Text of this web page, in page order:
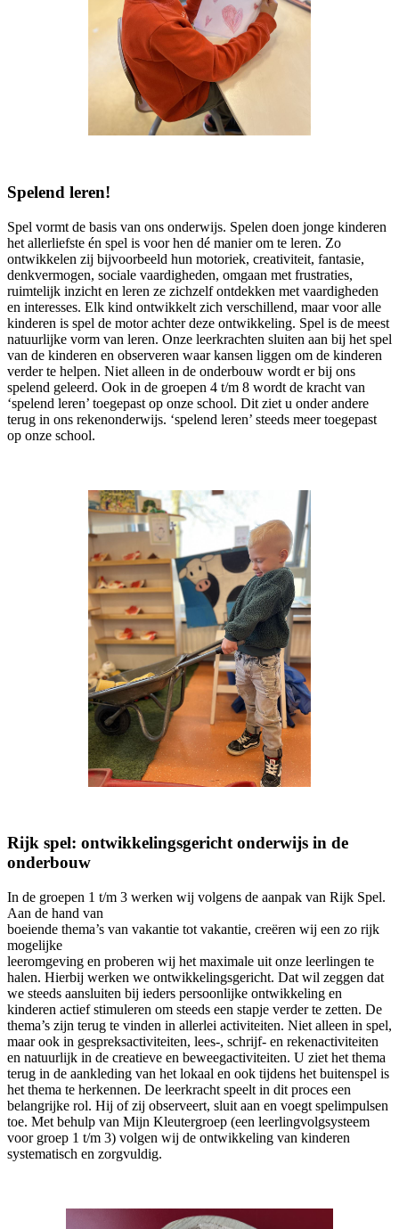
Spelend leren!
Spel vormt de basis van ons onderwijs. Spelen doen jonge kinderen
het allerliefste én spel is voor hen dé manier om te leren. Zo
ontwikkelen zij bijvoorbeeld hun motoriek, creativiteit, fantasie,
denkvermogen, sociale vaardigheden, omgaan met frustraties,
ruimtelijk inzicht en leren ze zichzelf ontdekken met vaardigheden
en interesses. Elk kind ontwikkelt zich verschillend, maar voor alle
kinderen is spel de motor achter deze ontwikkeling. Spel is de meest
natuurlijke vorm van leren. Onze leerkrachten sluiten aan bij het spel
van de kinderen en observeren waar kansen liggen om de kinderen
verder te helpen. Niet alleen in de onderbouw wordt er bij ons
spelend geleerd. Ook in de groepen 4 t/m 8 wordt de kracht van
‘spelend leren’ toegepast op onze school. Dit ziet u onder andere
terug in ons rekenonderwijs. ‘spelend leren’ steeds meer toegepast
op onze school.
Rijk spel: ontwikkelingsgericht onderwijs in de
onderbouw
In de groepen 1 t/m 3 werken wij volgens de aanpak van Rijk Spel.
Aan de hand van
boeiende thema’s van vakantie tot vakantie, creëren wij een zo rijk
mogelijke
leeromgeving en proberen wij het maximale uit onze leerlingen te
halen. Hierbij werken we ontwikkelingsgericht. Dat wil zeggen dat
we steeds aansluiten bij ieders persoonlijke ontwikkeling en
kinderen actief stimuleren om steeds een stapje verder te zetten. De
thema’s zijn terug te vinden in allerlei activiteiten. Niet alleen in spel,
maar ook in gespreksactiviteiten, lees-, schrijf- en rekenactiviteiten
en natuurlijk in de creatieve en beweegactiviteiten. U ziet het thema
terug in de aankleding van het lokaal en ook tijdens het buitenspel is
het thema te herkennen. De leerkracht speelt in dit proces een
belangrijke rol. Hij of zij observeert, sluit aan en voegt spelimpulsen
toe. Met behulp van Mijn Kleutergroep (een leerlingvolgsysteem
voor groep 1 t/m 3) volgen wij de ontwikkeling van kinderen
systematisch en zorgvuldig.